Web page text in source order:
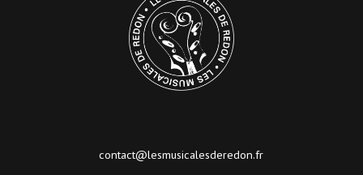
contact@lesmusicalesderedon.fr